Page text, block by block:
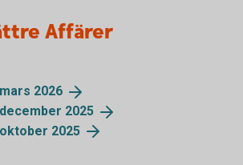
Affärer
2026
2025
2025